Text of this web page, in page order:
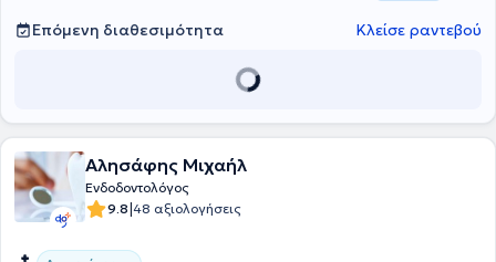
Μεγάλη Βρετανία. Τέλος, συμμετέχει ενεργά σε συνέδρια ώστε να
παρακολουθεί τις εξελίξεις στην επιστήμη αλλά και τις νέες
Επόμενη διαθεσιμότητα Κλείσε ραντεβού
Αλησάφης Μιχαήλ
Ενδοδοντολόγος
9.8|48 αξιολογήσεις